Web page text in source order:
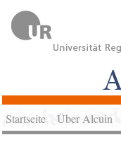
Startseite Über Alcuin